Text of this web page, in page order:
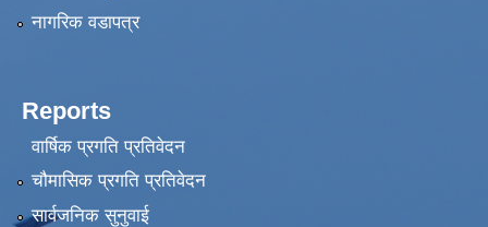
नागरिक वडापत्र
Reports
वार्षिक प्रगति प्रतिवेदन
चौमासिक प्रगति प्रतिवेदन
सार्वजनिक सुनुवाई